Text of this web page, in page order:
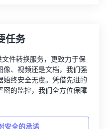
任务
件转换服务，更致力于保
、视频还是文档，我们强
终安全无虞。凭借先进的
密的监控，我们全方位保障
安全的承诺